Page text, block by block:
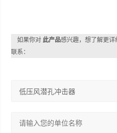
如果你对此产品感兴趣，想了解更
联系：